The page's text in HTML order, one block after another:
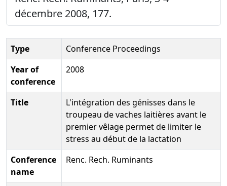
décembre 2008, 177.
Type
Conference Proceedings
Year of
conference
2008
Title
L'intégration des génisses dans le
troupeau de vaches laitières avant le
premier vêlage permet de limiter le
stress au début de la lactation
Conference
name
Renc. Rech. Ruminants